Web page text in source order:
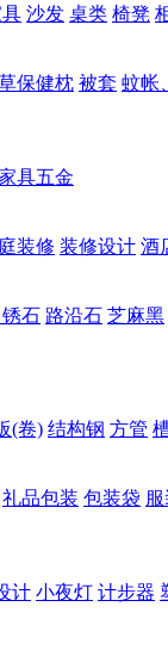
沙发 桌类 椅凳
保健枕 被套 蚊帐
具五金
装修 装修设计 酒
石 路沿石 芝麻黑
(卷) 结构钢 方管
礼品包装 包装袋
计 小夜灯 计步器